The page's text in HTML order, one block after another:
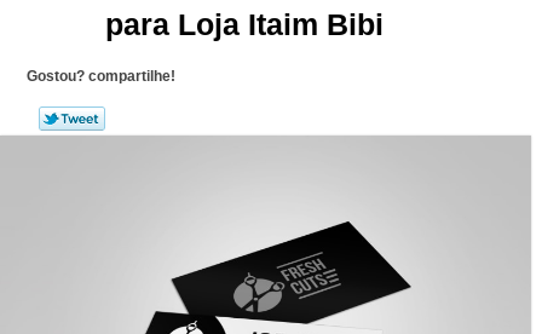
para Loja Itaim Bibi
Gostou? compartilhe!